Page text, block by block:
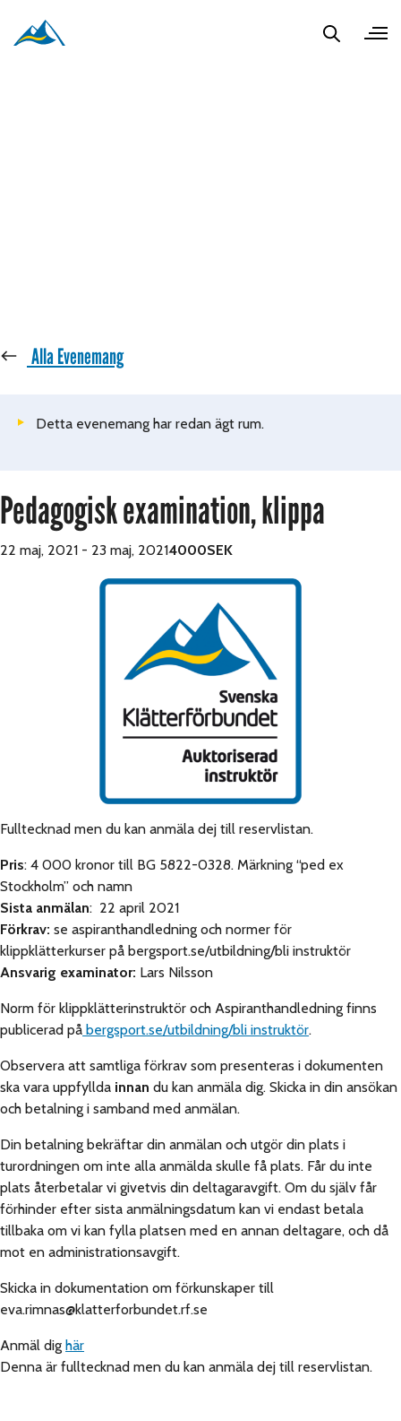
« Alla Evenemang
Detta evenemang har redan ägt rum.
Pedagogisk examination, klippa
22 maj, 2021 - 23 maj, 20214000SEK
Fulltecknad men du kan anmäla dej till reservlistan.
Pris: 4 000 kronor till BG 5822-0328. Märkning “ped ex
Stockholm” och namn
Sista anmälan: 22 april 2021
Förkrav: se aspiranthandledning och normer för
klippklätterkurser på bergsport.se/utbildning/bli instruktör
Ansvarig examinator: Lars Nilsson
Norm för klippklätterinstruktör och Aspiranthandledning finns
publicerad på bergsport.se/utbildning/bli instruktör.
Observera att samtliga förkrav som presenteras i dokumenten
ska vara uppfyllda innan du kan anmäla dig. Skicka in din ansökan
och betalning i samband med anmälan.
Din betalning bekräftar din anmälan och utgör din plats i
turordningen om inte alla anmälda skulle få plats. Får du inte
plats återbetalar vi givetvis din deltagaravgift. Om du själv får
förhinder efter sista anmälningsdatum kan vi endast betala
tillbaka om vi kan fylla platsen med en annan deltagare, och då
mot en administrationsavgift.
Skicka in dokumentation om förkunskaper till
eva.rimnas@klatterforbundet.rf.se
Anmäl dighär
Denna är fulltecknad men du kan anmäla dej till reservlistan.